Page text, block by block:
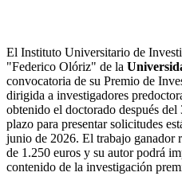
El Instituto Universitario de
"Federico Olóriz" de la
convocatoria de su Premio de
dirigida a investigadores
obtenido el doctorado después
plazo para presentar solicitudes
junio de 2026. El trabajo ganador
de 1.250 euros y su autor podrá
contenido de la investigación